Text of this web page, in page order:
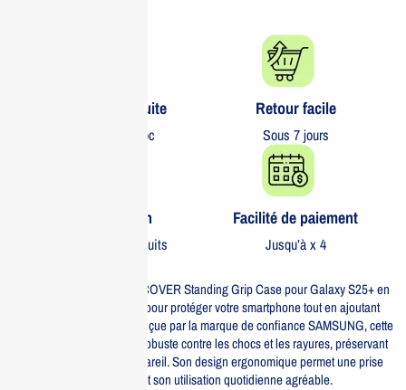
Livraison gratuite​
partout au Maroc
Retour facile​
Sous 7 jours
Garantie 1 an
Sur tous nos produits
Facilité de paiement
Jusqu’à x 4
La SAMSUNG SACOCHE COVER Standing Grip Case pour Galaxy S25+ en
blanc est l’accessoire idéal pour protéger votre smartphone tout en ajoutant
une touche d’élégance. Conçue par la marque de confiance SAMSUNG, cette
coque offre une protection robuste contre les chocs et les rayures, préservant
ainsi l’intégrité de votre appareil. Son design ergonomique permet une prise
en main confortable, rendant son utilisation quotidienne agréable.